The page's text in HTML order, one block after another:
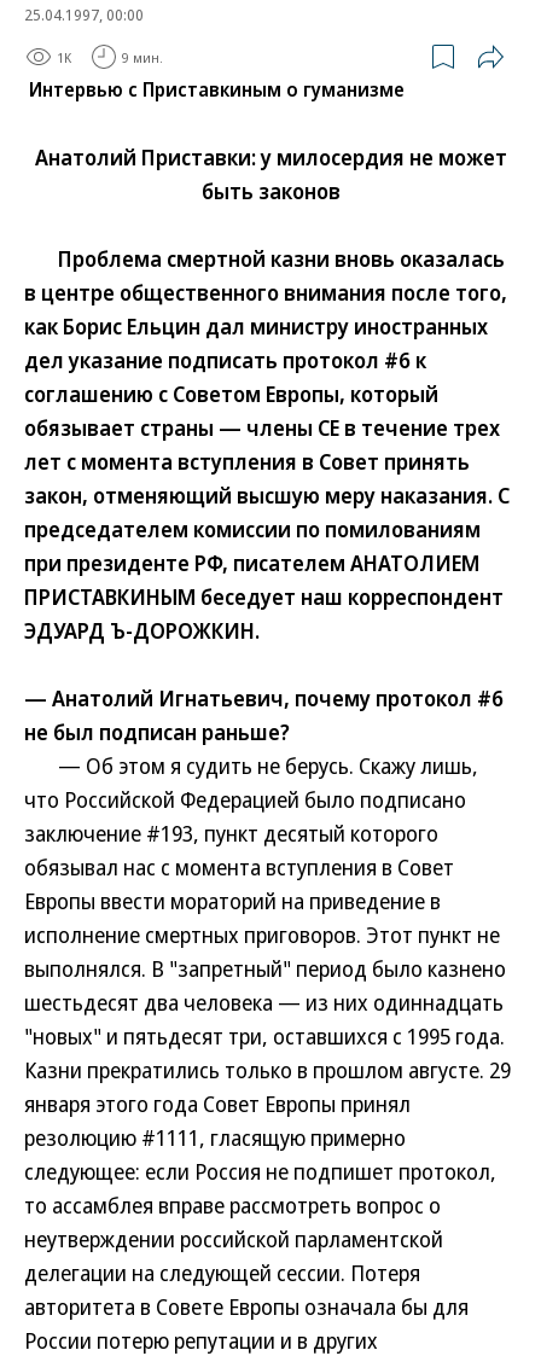
25.04.1997, 00:00
1K 9 мин.
Интервью с Приставкиным о гуманизме
Анатолий Приставки: у милосердия не может
быть законов
Проблема смертной казни вновь оказалась
в центре общественного внимания после того,
как Борис Ельцин дал министру иностранных
дел указание подписать протокол #6 к
соглашению с Советом Европы, который
обязывает страны — члены СЕ в течение трех
лет с момента вступления в Совет принять
закон, отменяющий высшую меру наказания. С
председателем комиссии по помилованиям
при президенте РФ, писателем АНАТОЛИЕМ
ПРИСТАВКИНЫМ беседует наш корреспондент
ЭДУАРД Ъ-ДОРОЖКИН.
— Анатолий Игнатьевич, почему протокол #6
не был подписан раньше?
— Об этом я судить не берусь. Скажу лишь,
что Российской Федерацией было подписано
заключение #193, пункт десятый которого
обязывал нас с момента вступления в Совет
Европы ввести мораторий на приведение в
исполнение смертных приговоров. Этот пункт не
выполнялся. В "запретный" период было казнено
шестьдесят два человека — из них одиннадцать
"новых" и пятьдесят три, оставшихся с 1995 года.
Казни прекратились только в прошлом августе. 29
января этого года Совет Европы принял
резолюцию #1111, гласящую примерно
следующее: если Россия не подпишет протокол,
то ассамблея вправе рассмотреть вопрос о
неутверждении российской парламентской
делегации на следующей сессии. Потеря
авторитета в Совете Европы означала бы для
России потерю репутации и в других